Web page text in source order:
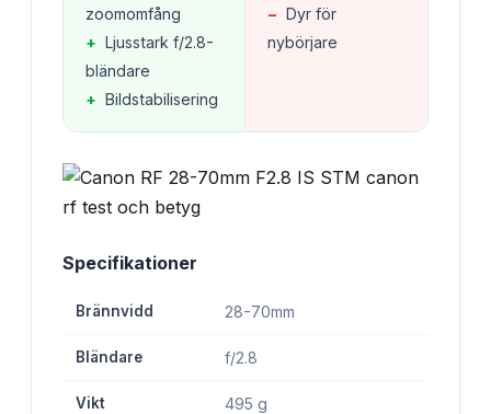
zoomomfång
+ Ljusstark f/2.8-
bländare
+ Bildstabilisering
− Dyr för
nybörjare
Specifikationer
Brännvidd 28-70mm
Bländare f/2.8
Vikt 495 g